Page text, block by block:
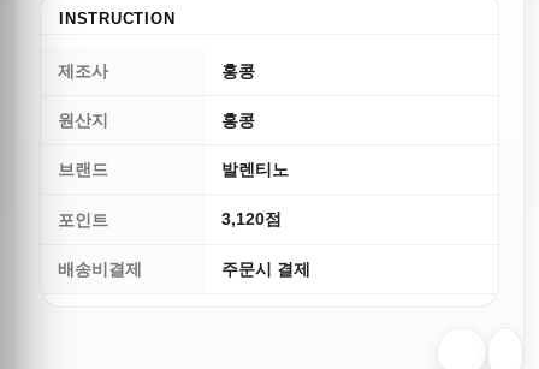
INSTRUCTION
제조사 홍콩
원산지 홍콩
브랜드 발렌티노
포인트 3,120점
배송비결제 주문시 결제